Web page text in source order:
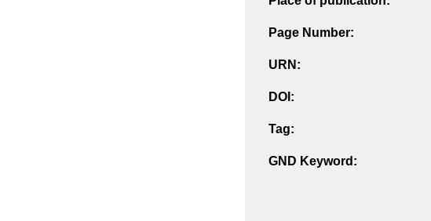
Page Number:
URN:
DOI:
Tag:
GND Keyword: